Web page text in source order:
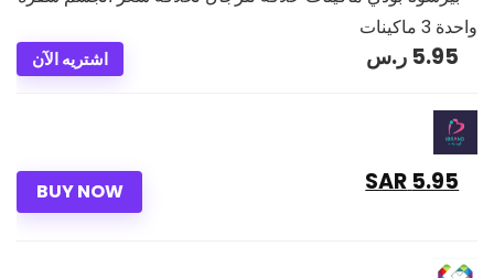
اشتريه الآن 5.95 ر.س
BUY NOW 5.95 SAR